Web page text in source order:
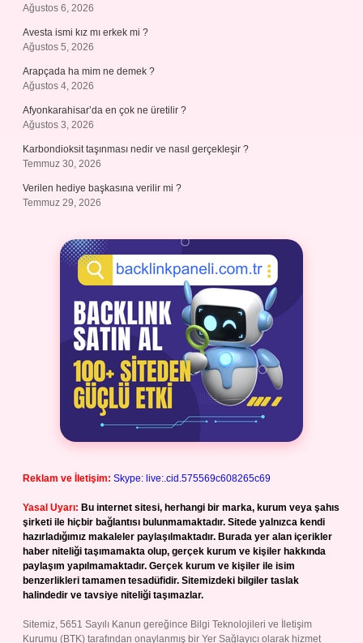
Ağustos 6, 2026
Avesta ismi kız mı erkek mi ?
Ağustos 5, 2026
Arapçada ha mim ne demek ?
Ağustos 4, 2026
Afyonkarahisar’da en çok ne üretilir ?
Ağustos 3, 2026
Karbondioksit taşınması nedir ve nasıl gerçekleşir ?
Temmuz 30, 2026
Verilen hediye başkasına verilir mi ?
Temmuz 29, 2026
Reklam ve İletişim: Skype: live:.cid.575569c608265c69
Yasal Uyarı: Bu internet sitesi, herhangi bir marka, kurum veya şahıs
şirketi ile hiçbir bağlantısı bulunmamaktadır. Sitede yalnızca kendi
hazırladığımız makaleler paylaşılmaktadır. Burada yer alan içerikler
haber niteliği taşımamakta olup, gerçek kurum ve kişiler hakkında
paylaşım yapılmamaktadır. Gerçek kurum ve kişiler ile isim
benzerlikleri tamamen tesadüfidir. Sitemizdeki bilgiler taslak
halindedir ve tavsiye niteliği taşımazlar.
Sitemiz, 5651 Sayılı Kanun gereğince Bilgi Teknolojileri ve İletişim
Kurumu (BTK) tarafından onaylanmış bir Yer Sağlayıcı olarak hizmet